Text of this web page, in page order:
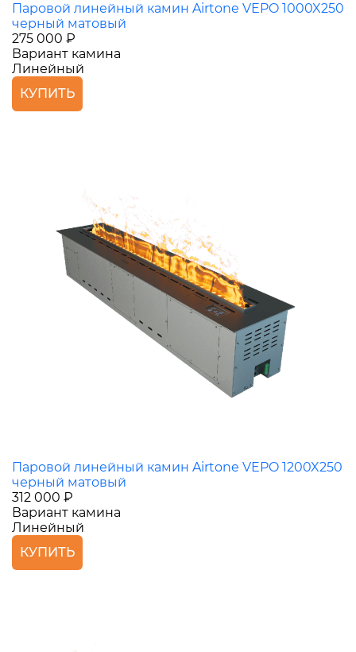
Паровой линейный камин Airtone VEPO 1000X250
черный матовый
275 000 ₽
Вариант камина
Линейный
КУПИТЬ
Паровой линейный камин Airtone VEPO 1200X250
черный матовый
312 000 ₽
Вариант камина
Линейный
КУПИТЬ